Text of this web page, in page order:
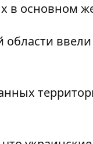
в основном
области